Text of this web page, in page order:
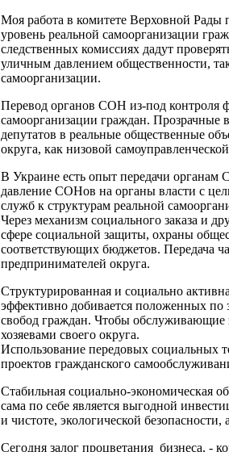
Моя работа в комитете Верховной
уровень реальной самоорганизации
следственных комиссиях дадут
уличным давлением общественности,
самоорганизации.
Перевод органов СОН из-под контроля
самоорганизации граждан.
депутатов в реальные общественные
округа, как низовой
В Украине есть опыт передачи
давление СОНов на органы власти с
служб к структурам реальной
Через механизм социального заказа и
сфере социальной защиты, охраны
соответствующих бюджетов. Передача
предпринимателей округа.
Структурированная и социально
эффективно добивается положенных по
свобод граждан. Чтобы обслуживающие
хозяевами своего округа.
Использование передовых социальных
проектов гражданского
Стабильная социально-экономическая
сама по себе является выгодной
и чистоте, экологической
Сегодня залог процветания бизнеса, -